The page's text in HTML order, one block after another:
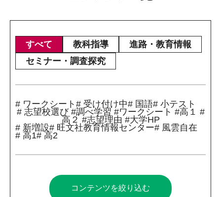
すべて 教科指導
進路・教育情報
セミナー・調査探究
# ワークシート # 受け付け中# 国語# 小テスト
# 志望校選び #調べ学習 #ワークシート #高１ #
高２ #志望理由 #大学HP
# 新増設# 旺文社教育情報センター# 風雲自在
# 高1# 高2
コンテンツを絞り込む